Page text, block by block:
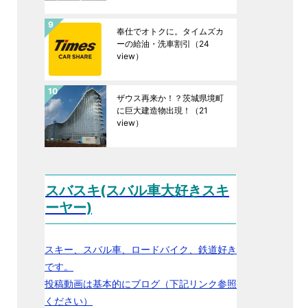
奉仕でオトクに。タイムズカ
ーの給油・洗車割引 （24
view）
ザウス再来か！？茨城県境町
に巨大建造物出現！
（21
view）
スバスキ(スバル車大好きスキ
ーヤー)
スキー、スバル車、ロードバイク、鉄道好き
です。
投稿動画は基本的にブログ（下記リンク参照
ください）